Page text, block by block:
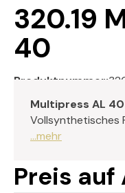
320.19
40
Produktnummer:
Multipress AL 40
Vollsynthetisches
...mehr
Preis auf